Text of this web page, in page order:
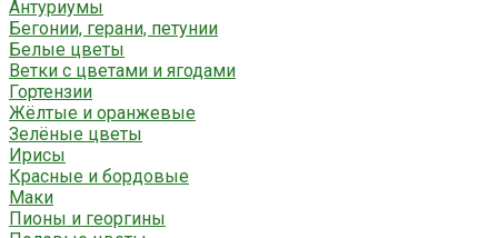
Антуриумы
Бегонии, герани, петунии
Белые цветы
Ветки с цветами и ягодами
Гортензии
Жёлтые и оранжевые
Зелёные цветы
Ирисы
Красные и бордовые
Маки
Пионы и георгины